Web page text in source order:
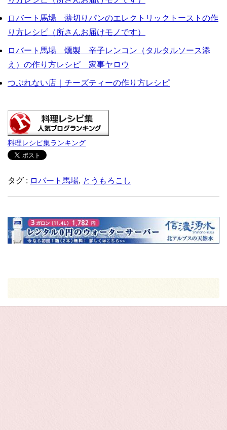
ロバート馬場 薄切りパンのエレクトリックトーストの作
り方レシピ（所さんお届けモノです）
ロバート馬場 燻製 辛子レンコン（タルタルソース添
え）の作り方レシピ 家事ヤロウ
つぶれない店｜チーズティーの作り方レシピ
料理レシピ集ランキング
タグ : ロバート馬場, とうもろこし